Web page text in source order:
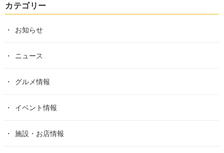
カテゴリー
お知らせ
ニュース
グルメ情報
イベント情報
施設・お店情報